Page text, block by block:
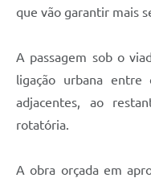
que vão garantir mais
A passagem sob o
ligação urbana
adjacentes, ao
rotatória.
A obra orçada em